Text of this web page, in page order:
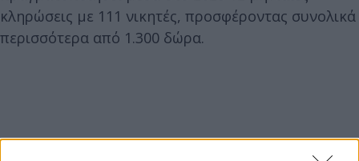
κληρώσεις με 111 νικητές, προσφέροντας συνολικά
περισσότερα από 1.300 δώρα.